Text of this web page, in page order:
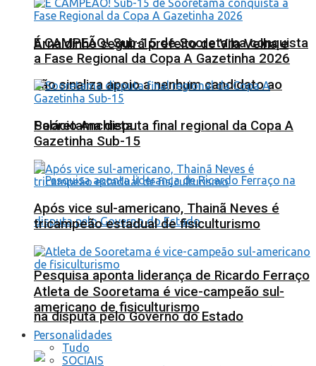
Arnaldinho seguirá prefeito de Vila Velha e
não sinaliza apoio a nenhum candidato ao
Palácio Anchieta
Pesquisa aponta liderança de Ricardo Ferraço
na disputa pelo Governo do Estado
É CAMPEÃO! Sub-15 de Sooretama conquista
a Fase Regional da Copa A Gazetinha 2026
Sooretama disputa final regional da Copa A
Gazetinha Sub-15
Após vice sul-americano, Thainã Neves é
tricampeão estadual de fisiculturismo
Atleta de Sooretama é vice-campeão sul-
americano de fisiculturismo
Personalidades
Tudo
SOCIAIS